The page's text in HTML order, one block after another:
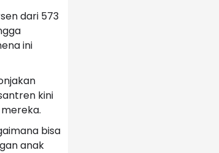
dari 573
ini
kini
bisa
anak